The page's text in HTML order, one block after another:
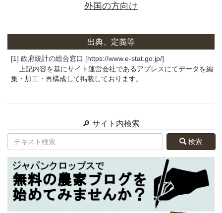
外国の方向け
出典、定義等
[1] 政府統計の総合窓口 [https://www.e-stat.go.jp/]
上記内容を基にサイト運営会社であるアプレスにてデータを編
集・加工・再構成して掲載しております。
🔎 サイト内検索
検索